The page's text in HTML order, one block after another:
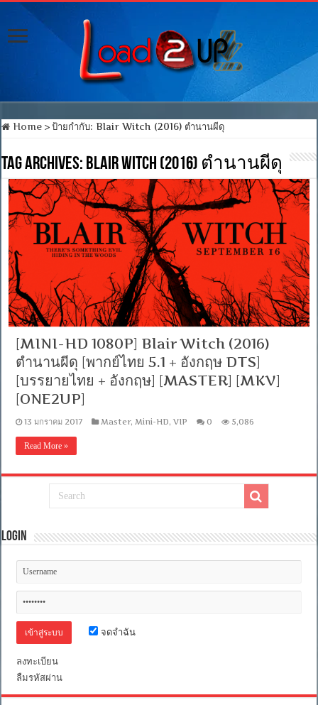
Home > ป้ายกำกับ:Blair Witch (2016) ตำนานผีดุ
Tag Archives: Blair Witch (2016) ตำนานผีดุ
[MINI-HD 1080P] Blair Witch (2016)
ตำนานผีดุ [พากย์ไทย 5.1 + อังกฤษ DTS]
[บรรยายไทย + อังกฤษ] [MASTER] [MKV]
[ONE2UP]
13 มกราคม 2017 Master,Mini-HD,VIP 0 5,086
Read More »
Login
จดจำฉัน
ลงทะเบียน
ลืมรหัสผ่าน